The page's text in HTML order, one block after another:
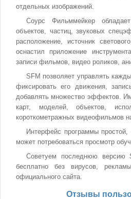
отдельных изображений.
Соурс Фильммейкер
объектов, частиц, звуковых
расположение, источник
оснастил приложение
записи фильмов, видео роликов,
SFM позволяет управлять
фиксировать его движения,
добавлять множество эффектов.
карт, моделей, объектов,
короткометражных видеофильмов
Интерфейс программы
может потребоваться просмотр
Советуем последнюю версию
бесплатно без вирусов,
официального сайта.
Отзывы